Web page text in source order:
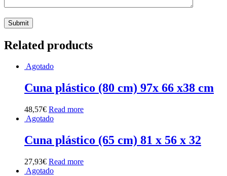
Related products
Agotado
Cuna plástico (80 cm) 97x 66 x38 cm
48,57€ Read more
Agotado
Cuna plástico (65 cm) 81 x 56 x 32
27,93€ Read more
Agotado